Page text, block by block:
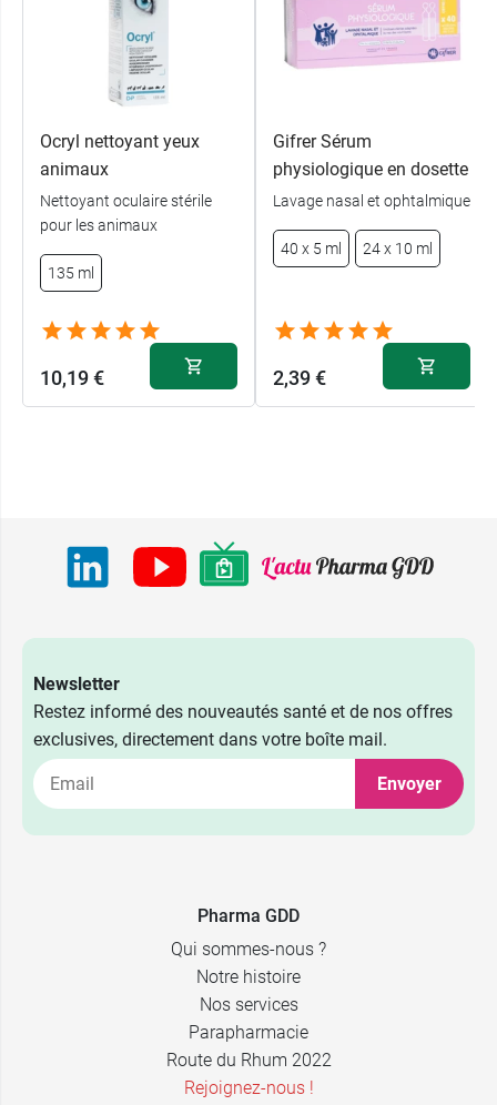
Ocryl nettoyant yeux
animaux
Nettoyant oculaire stérile
pour les animaux
135 ml
10,19 €
Gifrer Sérum
physiologique en dosette
Lavage nasal et ophtalmique
40 x 5 ml 24 x 10 ml
2,39 €
2,39 €
Newsletter
Restez informé des nouveautés santé et de nos offres
exclusives, directement dans votre boîte mail.
Envoyer
Pharma GDD
Qui sommes-nous ?
Notre histoire
Nos services
Parapharmacie
Route du Rhum 2022
Rejoignez-nous !